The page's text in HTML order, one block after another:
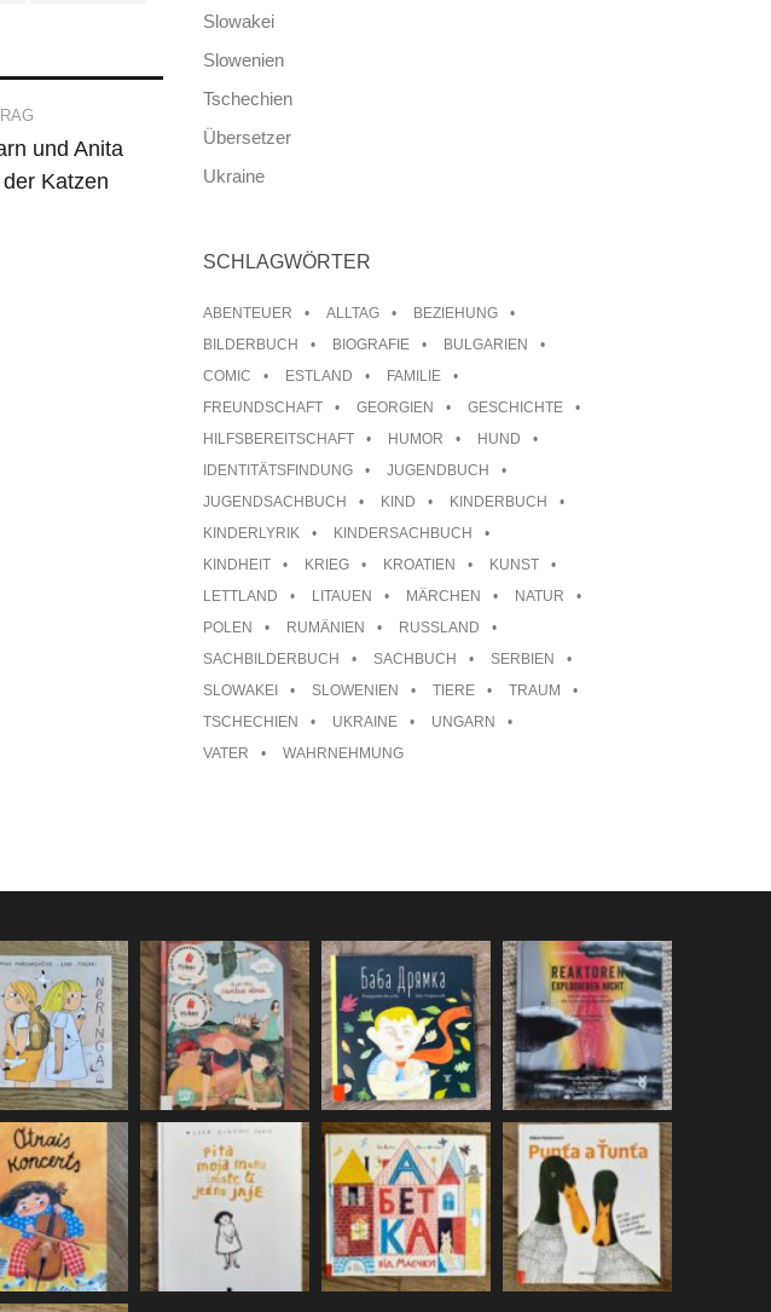
und Anita
Katzen
Slowakei
Slowenien
Tschechien
Übersetzer
Ukraine
SCHLAGWÖRTER
ABENTEUER ALLTAG
BEZIEHUNG
BILDERBUCH
BIOGRAFIE
BULGARIEN
COMIC
ESTLAND
FAMILIE
FREUNDSCHAFT
GEORGIEN
GESCHICHTE
HILFSBEREITSCHAFT
HUMOR
HUND
IDENTITÄTSFINDUNG
JUGENDBUCH
JUGENDSACHBUCH
KIND
KINDERBUCH
KINDERLYRIK
KINDERSACHBUCH
KINDHEIT
KRIEG KROATIEN
KUNST
LETTLAND
LITAUEN MÄRCHEN
NATUR
POLEN
RUMÄNIEN
RUSSLAND
SACHBILDERBUCH
SACHBUCH
SERBIEN
SLOWAKEI
SLOWENIEN TIERE
TRAUM
TSCHECHIEN
UKRAINE
UNGARN
VATER
WAHRNEHMUNG